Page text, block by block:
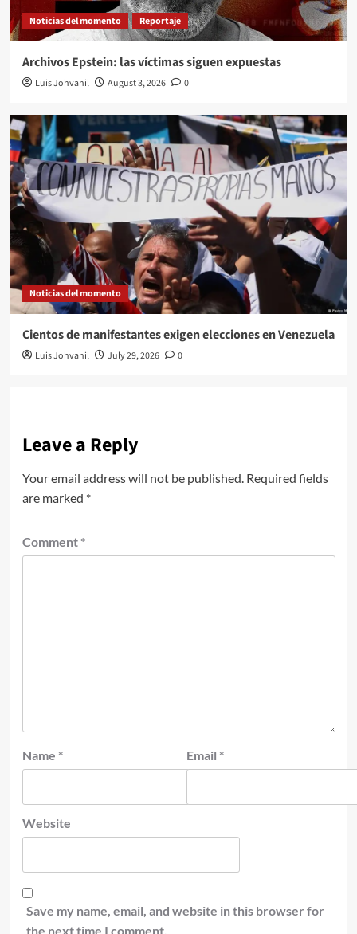
Noticias del momento Reportaje
Archivos Epstein: las víctimas siguen expuestas
Luis Johvanil August 3, 2026 0
Noticias del momento
Cientos de manifestantes exigen elecciones en Venezuela
Luis Johvanil July 29, 2026 0
Leave a Reply
Your email address will not be published. Required fields
are marked *
Comment *
Name * Email *
Website
Save my name, email, and website in this browser for
the next time I comment.